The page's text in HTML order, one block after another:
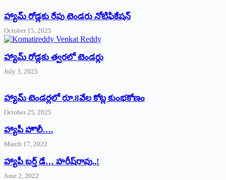
హ్యామ్‌ రోడ్లకు రేపు టెండరు నోటిఫికేషన్‌
October 15, 2025
హ్యామ్‌ రోడ్లకు త్వరలో టెండర్లు
July 3, 2025
హ్యామ్‌ ‌టెండర్లలో రూ.8వేల కోట్ల కుంభకోణం
October 25, 2025
హ్యాపీ హొలీ….
March 17, 2022
హ్యాపీ బర్త్ ‌డే… హరీష్‌రావు..!
June 2, 2022